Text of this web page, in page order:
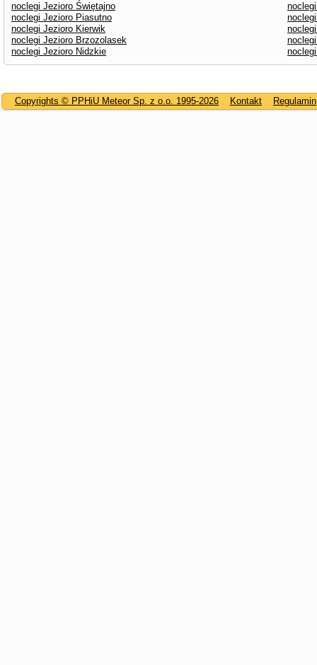
noclegi Jezioro Świętajno
noclegi Jezioro Piasutno
noclegi Jezioro Kierwik
noclegi Jezioro Brzozolasek
noclegi Jezioro Nidzkie
Copyrights © PPHiU Meteor Sp. z o.o. 1995-2026 Kontakt Regulamin